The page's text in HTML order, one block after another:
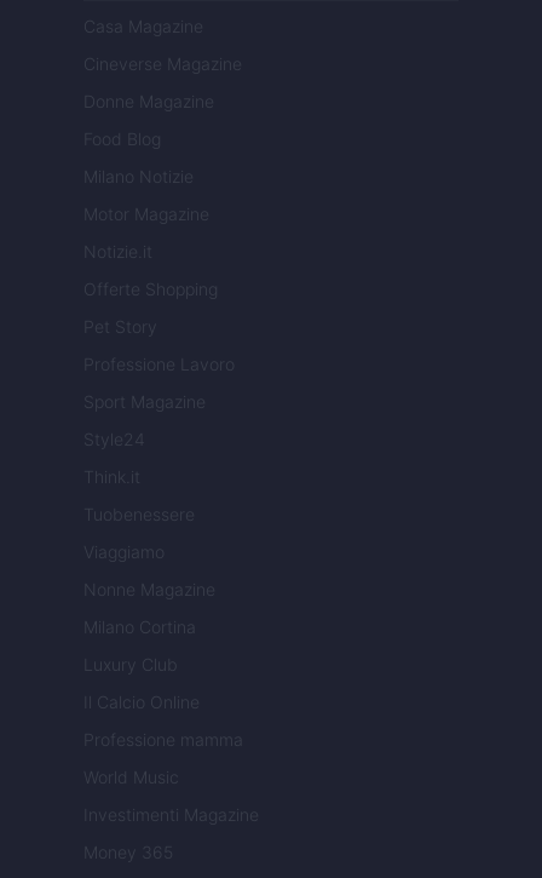
Casa Magazine
Cineverse Magazine
Donne Magazine
Food Blog
Milano Notizie
Motor Magazine
Notizie.it
Offerte Shopping
Pet Story
Professione Lavoro
Sport Magazine
Style24
Think.it
Tuobenessere
Viaggiamo
Nonne Magazine
Milano Cortina
Luxury Club
Il Calcio Online
Professione mamma
World Music
Investimenti Magazine
Money 365